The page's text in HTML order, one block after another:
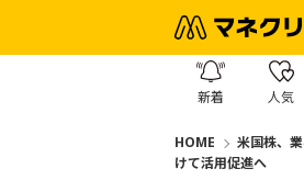
新着 人気
HOME 米国株、
けて活用促進へ